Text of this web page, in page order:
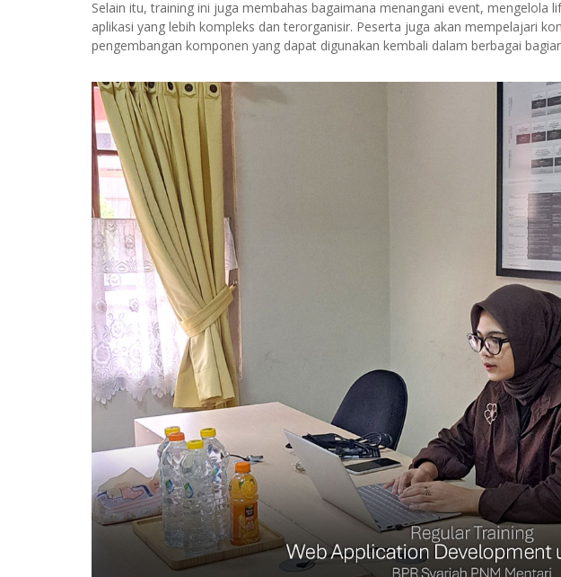
Selain itu, training ini juga membahas bagaimana menangani event, mengelola
aplikasi yang lebih kompleks dan terorganisir. Peserta juga akan mempelajari
pengembangan komponen yang dapat digunakan kembali dalam berbagai